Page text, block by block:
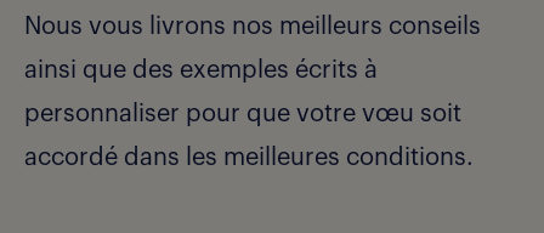
Nous vous livrons nos meilleurs conseils
ainsi que des exemples écrits à
personnaliser pour que votre vœu soit
accordé dans les meilleures conditions.